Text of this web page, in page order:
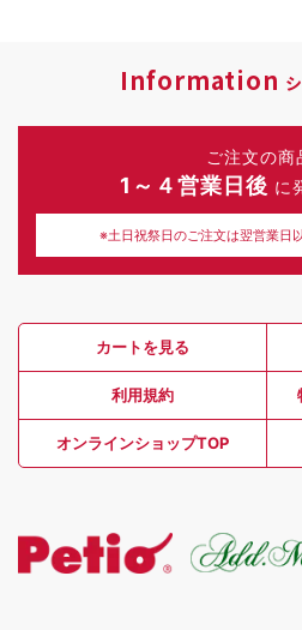
Information
ご注文の商
1～４営業日後 に
※土日祝祭日のご注文は翌営業日
カートを見る
利用規約
オンラインショップTOP